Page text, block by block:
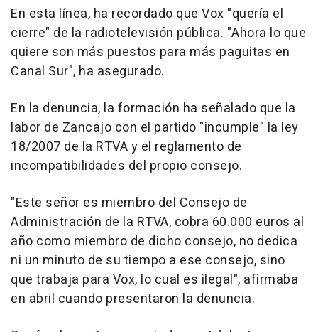
En esta línea, ha recordado que Vox "quería el
cierre" de la radiotelevisión pública. "Ahora lo que
quiere son más puestos para más paguitas en
Canal Sur", ha asegurado.
En la denuncia, la formación ha señalado que la
labor de Zancajo con el partido "incumple" la ley
18/2007 de la RTVA y el reglamento de
incompatibilidades del propio consejo.
"Este señor es miembro del Consejo de
Administración de la RTVA, cobra 60.000 euros al
año como miembro de dicho consejo, no dedica
ni un minuto de su tiempo a ese consejo, sino
que trabaja para Vox, lo cual es ilegal", afirmaba
en abril cuando presentaron la denuncia.